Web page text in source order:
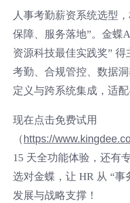
人事考勤薪资系统选型
保障、服务落地”。金蝶
资源科技最佳实践奖”
考勤、合规管控、数据
定义与跨系统集成，适配
现在点击免费试用
（ https://
15 天全功能体验，还有
选对金蝶，让 HR 从 “
发展与战略支撑！